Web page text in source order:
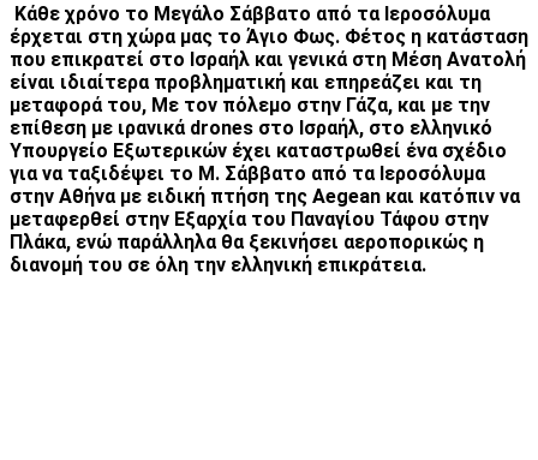
Κάθε χρόνο το Μεγάλο Σάββατο από τα Ιεροσόλυμα
έρχεται στη χώρα μας το Άγιο Φως. Φέτος η κατάσταση
που επικρατεί στο Ισραήλ και γενικά στη Μέση Ανατολή
είναι ιδιαίτερα προβληματική και επηρεάζει και τη
μεταφορά του, Με τον πόλεμο στην Γάζα, και με την
επίθεση με ιρανικά drones στο Ισραήλ, στο ελληνικό
Υπουργείο Εξωτερικών έχει καταστρωθεί ένα σχέδιο
για να ταξιδέψει το Μ. Σάββατο από τα Ιεροσόλυμα
στην Αθήνα με ειδική πτήση της Aegean και κατόπιν να
μεταφερθεί στην Εξαρχία του Παναγίου Τάφου στην
Πλάκα, ενώ παράλληλα θα ξεκινήσει αεροπορικώς η
διανομή του σε όλη την ελληνική επικράτεια.